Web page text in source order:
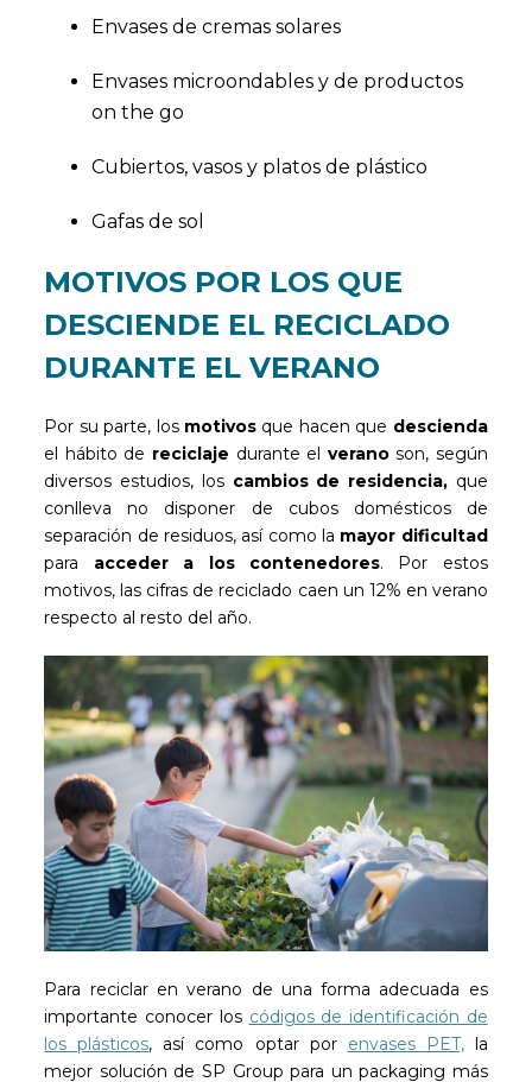
Envases de cremas solares
Envases microondables y de productos
on the go
Cubiertos, vasos y platos de plástico
Gafas de sol
MOTIVOS POR LOS QUE
DESCIENDE EL RECICLADO
DURANTE EL VERANO
Por su parte, los motivos que hacen que descienda
el hábito de reciclaje durante el veranoson, según
diversos estudios, los cambios de residencia,que
conlleva no disponer de cubos domésticos de
separación de residuos, así como la mayor dificultad
para acceder a los contenedores. Por estos
motivos, las cifras de reciclado caen un 12% en verano
respecto al resto del año.
Para reciclar en verano de una forma adecuada es
importante conocer los códigos de identificación de
los plásticos, así como optar por envases PET,la
mejor solución de SP Group para un packaging más